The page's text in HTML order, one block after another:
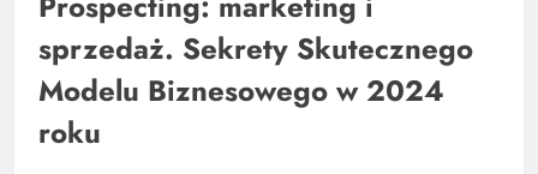
sprzedaż. Sekrety Skutecznego
Modelu Biznesowego w 2024
roku